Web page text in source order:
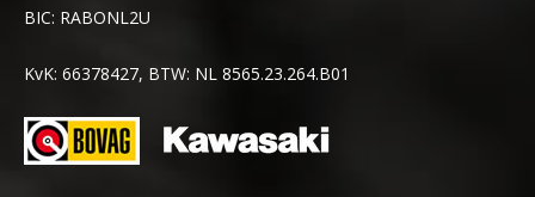
BIC: RABONL2U
KvK: 66378427, BTW: NL 8565.23.264.B01